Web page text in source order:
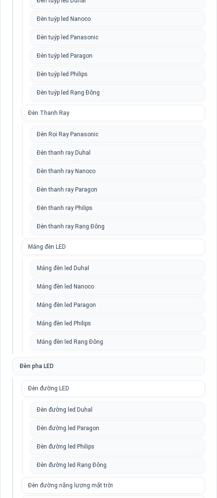
Đèn tuýp led Nanoco
Đèn tuýp led Panasonic
Đèn tuýp led Paragon
Đèn tuýp led Philips
Đèn tuýp led Rạng Đông
Đèn Thanh Ray
Đèn Rọi Ray Panasonic
Đèn thanh ray Duhal
Đèn thanh ray Nanoco
Đèn thanh ray Paragon
Đèn thanh ray Philips
Đèn thanh ray Rạng Đông
Máng đèn LED
Máng đèn led Duhal
Máng đèn led Nanoco
Máng đèn led Paragon
Máng đèn led Philips
Máng đèn led Rạng Đông
Đèn pha LED
Đèn đường LED
Đèn đường led Duhal
Đèn đường led Paragon
Đèn đường led Philips
Đèn đường led Rạng Đông
Đèn đường năng lượng mặt trời